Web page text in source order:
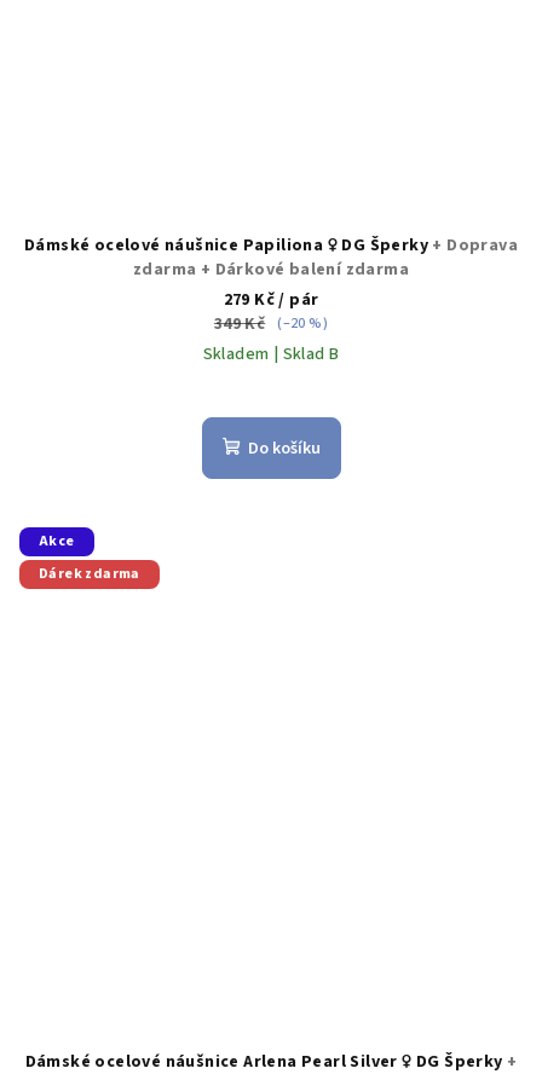
Dámské ocelové náušnice Papiliona ♀️ DG Šperky + Doprava
zdarma + Dárkové balení zdarma
279 Kč/ pár
349 Kč (–20 %)
Skladem | Sklad B
Do košíku
Akce
Dárek zdarma
Dámské ocelové náušnice Arlena Pearl Silver ♀️ DG Šperky +